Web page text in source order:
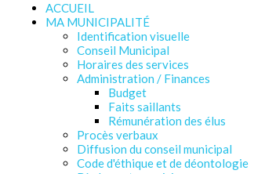
ACCUEIL
MA MUNICIPALITÉ
Identification visuelle
Conseil Municipal
Horaires des services
Administration / Finances
Budget
Faits saillants
Rémunération des élus
Procès verbaux
Diffusion du conseil municipal
Code d'éthique et de déontologie